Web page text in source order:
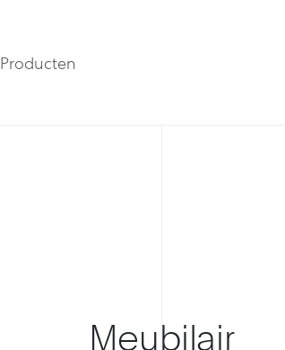
Producten
Meubilair